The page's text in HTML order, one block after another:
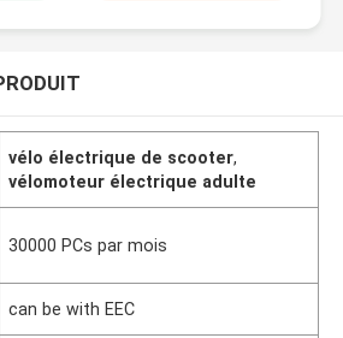
vélo électrique de scooter,
vélomoteur électrique adulte
30000 PCs par mois
can be with EEC